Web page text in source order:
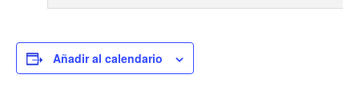
Añadir al calendario